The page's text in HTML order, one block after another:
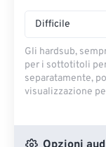
Difficile
Gli hardsub,
per i sottotitoli
separatamente,
visualizzazione